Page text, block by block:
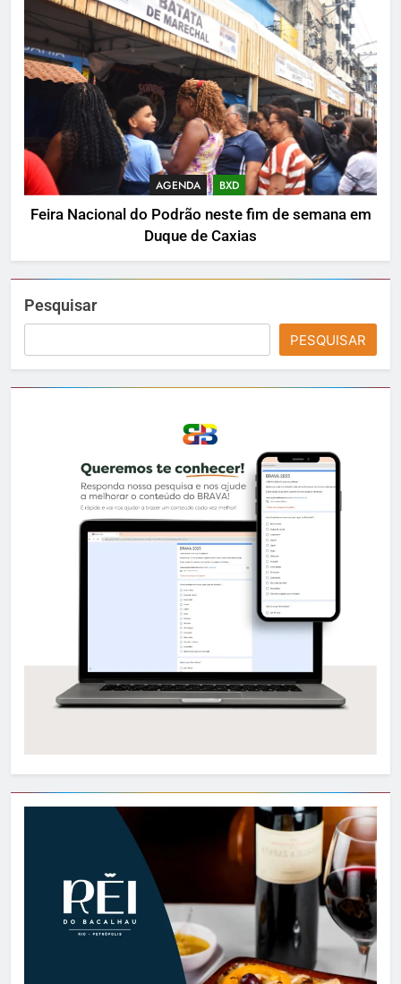
AGENDA BXD
Feira Nacional do Podrão neste fim de semana em
Duque de Caxias
Pesquisar
PESQUISAR